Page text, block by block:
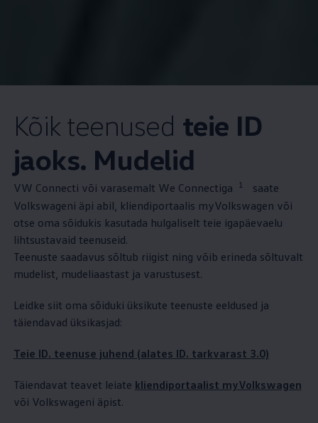
Kõik teenused teie ID
jaoks. Mudelid
VW Connecti või varasemalt We Connectiga 1
saate
Volkswageni äpi abil, kliendiportaalis myVolkswagen või
otse oma sõidukis kasutada hulgaliselt teie igapäevaelu
lihtsustavaid teenuseid.
Teenuste saadavus sõltub riigist ning võib erineda sõltuvalt
mudelist, mudeliaastast ja varustusest.
Leidke siit oma sõiduki üksikute teenuste eeldused ja
täiendavad üksikasjad:
Teie ID. teenuse juhend (alates ID. tarkvarast 3.0)
Täiendavat teavet leiate kliendiportaalist myVolkswagen
või Volkswageni äpist.